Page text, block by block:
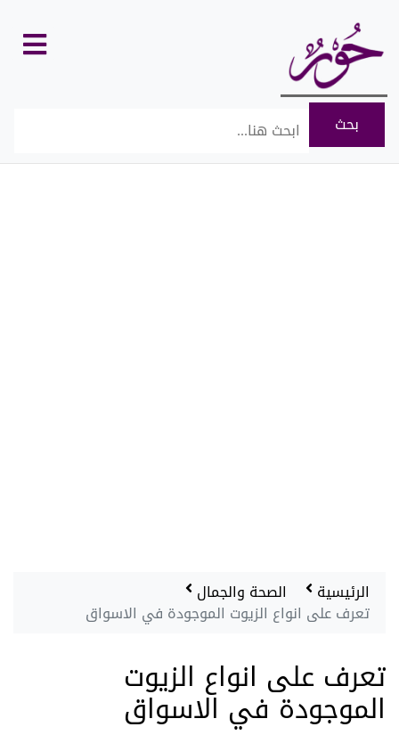
الرئيسية الصحة والجمال
تعرف على انواع الزيوت الموجودة في الاسواق
تعرف على انواع الزيوت
الموجودة في الاسواق